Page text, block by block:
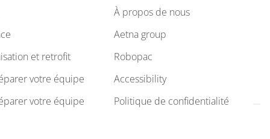
et retrofit
votre équipe
votre équipe
à propos de nous
aetna group
robopac
accessibility
politique de confidentialité